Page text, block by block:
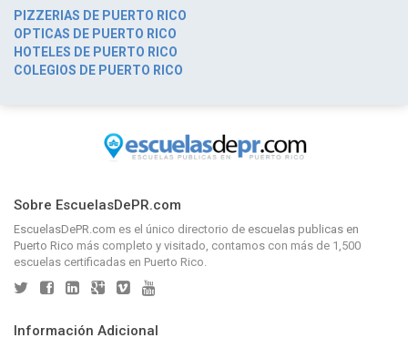
PIZZERIAS DE PUERTO RICO
OPTICAS DE PUERTO RICO
HOTELES DE PUERTO RICO
COLEGIOS DE PUERTO RICO
Sobre EscuelasDePR.com
EscuelasDePR.com es el único directorio de escuelas publicas en
Puerto Rico más completo y visitado, contamos con más de 1,500
escuelas certificadas en Puerto Rico.
Información Adicional